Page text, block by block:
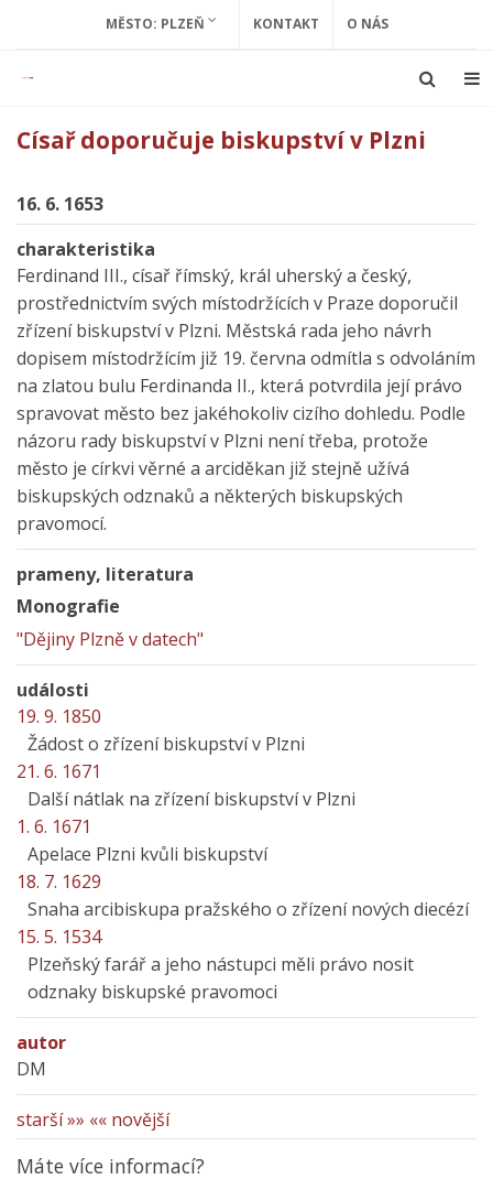
MĚSTO: PLZEŇ KONTAKT O NÁS
Císař doporučuje biskupství v Plzni
16. 6. 1653
charakteristika
Ferdinand III., císař římský, král uherský a český,
prostřednictvím svých místodržících v Praze doporučil
zřízení biskupství v Plzni. Městská rada jeho návrh
dopisem místodržícím již 19. června odmítla s odvoláním
na zlatou bulu Ferdinanda II., která potvrdila její právo
spravovat město bez jakéhokoliv cizího dohledu. Podle
názoru rady biskupství v Plzni není třeba, protože
město je církvi věrné a arciděkan již stejně užívá
biskupských odznaků a některých biskupských
pravomocí.
prameny, literatura
Monografie
"Dějiny Plzně v datech"
události
19. 9. 1850
Žádost o zřízení biskupství v Plzni
21. 6. 1671
Další nátlak na zřízení biskupství v Plzni
1. 6. 1671
Apelace Plzni kvůli biskupství
18. 7. 1629
Snaha arcibiskupa pražského o zřízení nových diecézí
15. 5. 1534
Plzeňský farář a jeho nástupci měli právo nosit
odznaky biskupské pravomoci
autor
DM
starší »» «« novější
Máte více informací?